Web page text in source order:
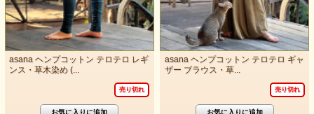
asana ヘンプコットン テロテロ レギ
ンス・草木染め (...
売り切れ
asana ヘンプコットン テロテロ ギャ
ザー ブラウス・草...
売り切れ